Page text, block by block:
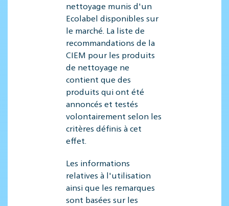
nettoyage munis d'un
Ecolabel disponibles sur
le marché. La liste de
recommandations de la
CIEM pour les produits
de nettoyage ne
contient que des
produits qui ont été
annoncés et testés
volontairement selon les
critères définis à cet
effet.
Les informations
relatives à l'utilisation
ainsi que les remarques
sont basées sur les